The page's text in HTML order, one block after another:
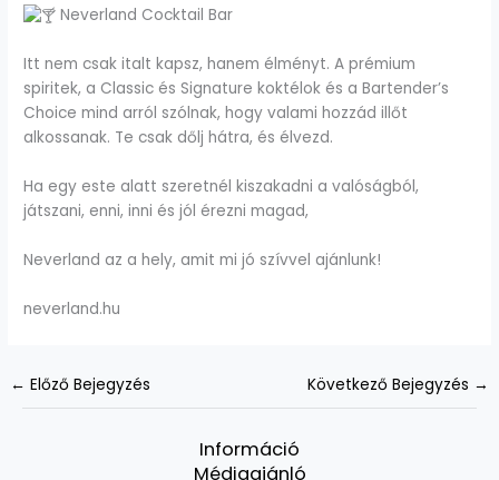
Neverland Cocktail Bar
Itt nem csak italt kapsz, hanem élményt. A prémium
spiritek, a Classic és Signature koktélok és a Bartender’s
Choice mind arról szólnak, hogy valami hozzád illőt
alkossanak. Te csak dőlj hátra, és élvezd.
Ha egy este alatt szeretnél kiszakadni a valóságból,
játszani, enni, inni és jól érezni magad,
Neverland az a hely, amit mi jó szívvel ajánlunk!
neverland.hu
← Előző Bejegyzés Következő Bejegyzés →
Információ
Médiaajánló